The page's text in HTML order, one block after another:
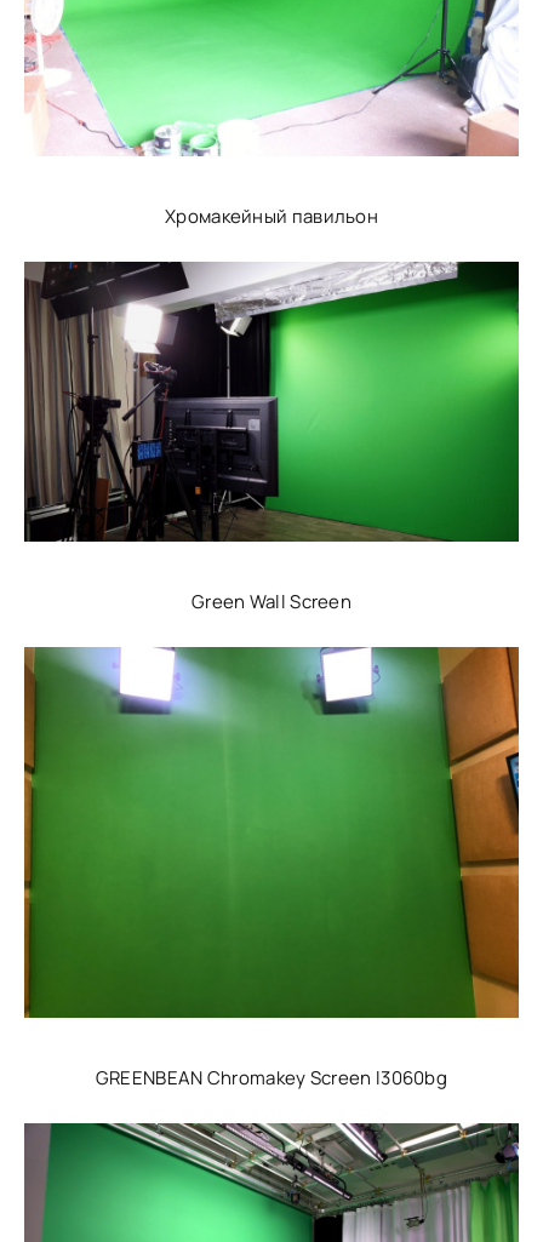
Хромакейный павильон
Green Wall Screen
GREENBEAN Chromakey Screen l3060bg